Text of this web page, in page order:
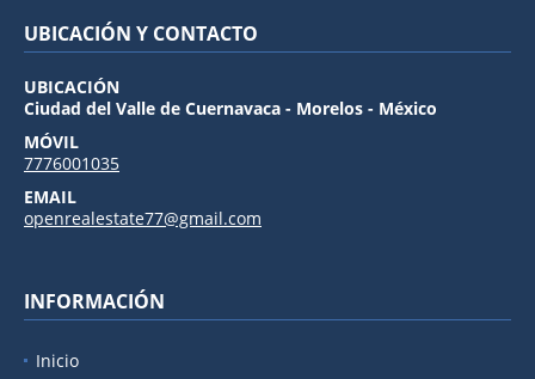
UBICACIÓN Y CONTACTO
UBICACIÓN
Ciudad del Valle de Cuernavaca - Morelos - México
MÓVIL
7776001035
EMAIL
openrealestate77@gmail.com
INFORMACIÓN
Inicio